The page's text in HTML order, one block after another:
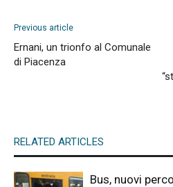
Previous article
Ernani, un trionfo al Comunale
di Piacenza
RELATED ARTICLES
Bus, nuovi